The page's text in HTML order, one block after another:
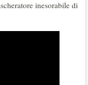
inesorabile di